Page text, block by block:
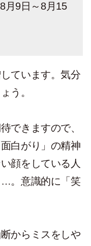
9日～8月15
ています。気分
う。
できますので、
白がり」の精神
顔をしている人
。意識的に「笑
からミスをしや